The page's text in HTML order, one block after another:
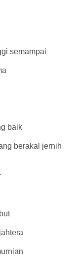
semampai
baik
berakal jernih